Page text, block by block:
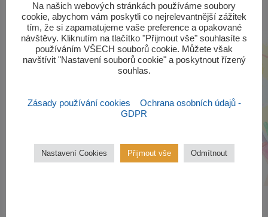
‎Na našich webových stránkách používáme soubory
cookie, abychom vám poskytli co nejrelevantnější zážitek
tím, že si zapamatujeme vaše preference a opakované
návštěvy. Kliknutím na tlačítko "Přijmout vše" souhlasíte s
používáním VŠECH souborů cookie. Můžete však
navštívit "Nastavení souborů cookie" a poskytnout řízený
souhlas.‎
Zásady používání cookies
Ochrana osobních údajů -
GDPR
Nastavení Cookies Přijmout vše Odmítnout